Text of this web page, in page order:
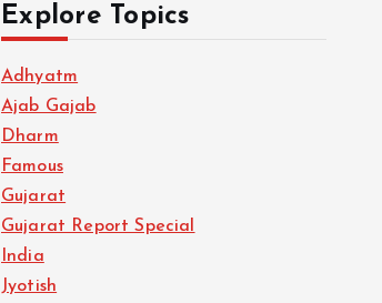
Explore Topics
Adhyatm
Ajab Gajab
Dharm
Famous
Gujarat
Gujarat Report Special
India
Jyotish